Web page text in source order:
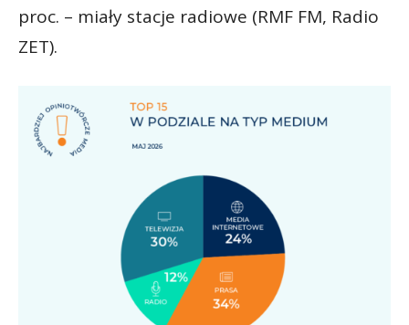
proc. – miały stacje radiowe (RMF FM, Radio
ZET).